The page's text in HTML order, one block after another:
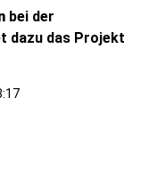
bei der
dazu das Projekt